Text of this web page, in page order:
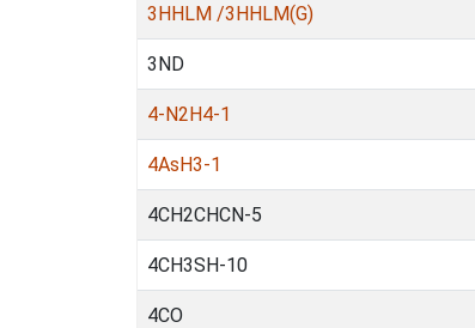
3HHLM /3HHLM(G)
3ND
4-N2H4-1
4AsH3-1
4CH2CHCN-5
4CH3SH-10
4CO